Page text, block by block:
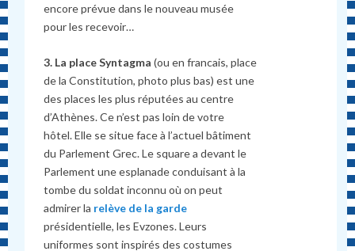
encore prévue dans le nouveau musée
pour les recevoir…
3. La place Syntagma (ou en francais, place
de la Constitution, photo plus bas) est une
des places les plus réputées au centre
d’Athènes. Ce n’est pas loin de votre
hôtel. Elle se situe face à l’actuel bâtiment
du Parlement Grec. Le square a devant le
Parlement une esplanade conduisant à la
tombe du soldat inconnu où on peut
admirer la relève de la garde
présidentielle, les Evzones. Leurs
uniformes sont inspirés des costumes